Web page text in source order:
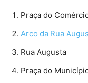
Praça do
Arco da Rua
Rua Augusta
Praça do